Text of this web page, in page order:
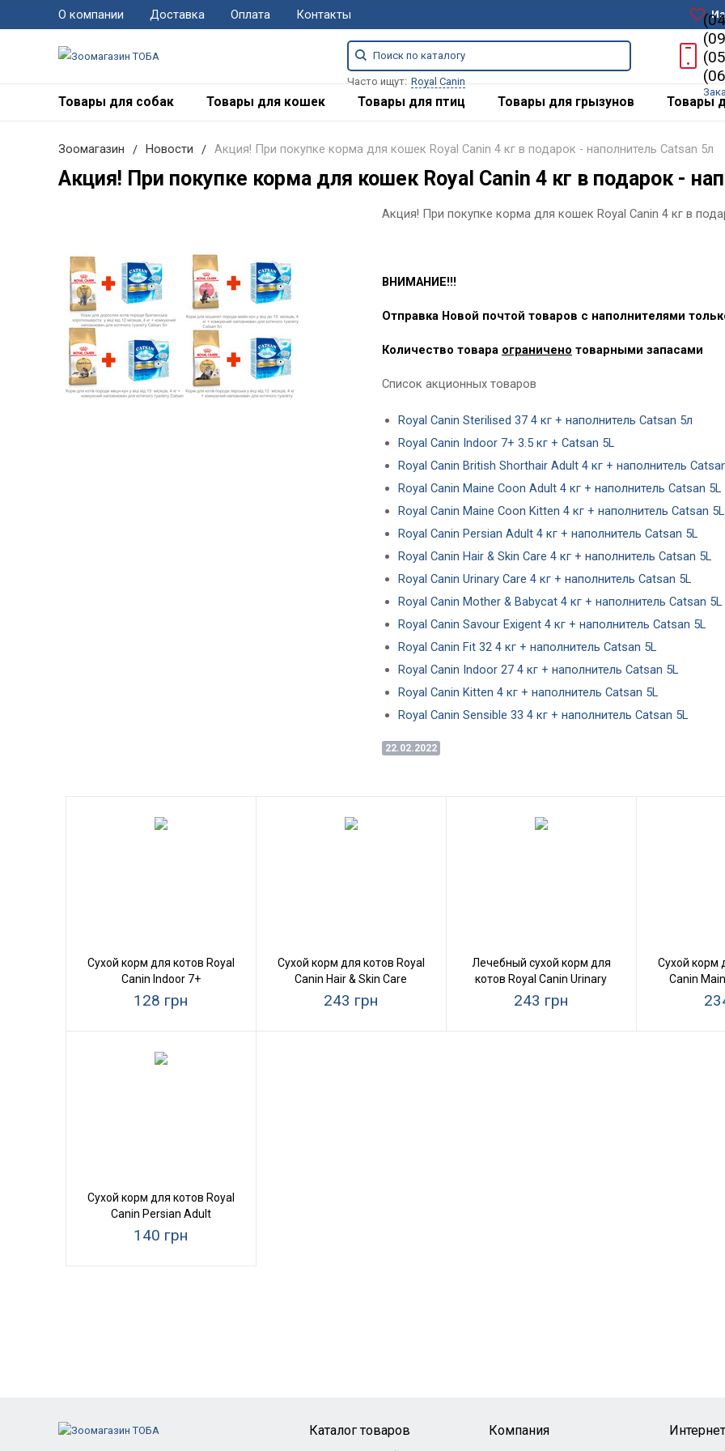
О компании Доставка Оплата Контакты
Часто ищут: Royal Canin
Товары для собак Товары для кошек Товары для птиц Товары для грызунов Товары
Зоомагазин Новости Акция! При покупке корма для кошек Royal Canin 4 кг в подарок - наполнитель Catsan 5л
Акция! При покупке корма для кошек Royal Canin 4 кг в подарок -
Акция! При покупке корма для кошек Royal Canin 4 кг в
ВНИМАНИЕ!!!
Отправка Новой почтой товаров с наполнителями
Количество товара ограничено товарными запасами
Список акционных товаров
Royal Canin Sterilised 37 4 кг + наполнитель Catsan 5л
Royal Canin Indoor 7+ 3.5 кг + Catsan 5L
Royal Canin British Shorthair Adult 4 кг + наполнитель
Royal Canin Maine Coon Adult 4 кг + наполнитель Catsan 5L
Royal Canin Maine Coon Kitten 4 кг + наполнитель Catsan 5L
Royal Canin Persian Adult 4 кг + наполнитель Catsan 5L
Royal Canin Hair & Skin Care 4 кг + наполнитель Catsan 5L
Royal Canin Urinary Care 4 кг + наполнитель Catsan 5L
Royal Canin Mother & Babycat 4 кг + наполнитель Catsan 5L
Royal Canin Savour Exigent 4 кг + наполнитель Catsan 5L
Royal Canin Fit 32 4 кг + наполнитель Catsan 5L
Royal Canin Indoor 27 4 кг + наполнитель Catsan 5L
Royal Canin Kitten 4 кг + наполнитель Catsan 5L
Royal Canin Sensible 33 4 кг + наполнитель Catsan 5L
22.02.2022
Сухой корм для котов Royal
Canin Indoor 7+
128 грн
Сухой корм для котов Royal
Canin Hair & Skin Care
243 грн
Лечебный сухой корм для
котов Royal Canin Urinary
Care
243 грн
Сухой корм
Canin
Сухой корм для котов Royal
Canin Persian Adult
140 грн
Каталог товаров Компания